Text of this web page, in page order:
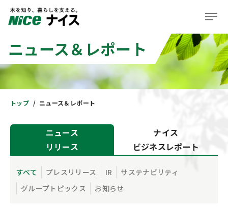
企業情報
事業紹介
サステナビリティ
ニュース＆レポート
採用情報
住まい
ニュース＆レポート
トップ ニュース＆レポート
ニュース
リリース
ナイス
ビジネスレポート
すべて プレスリリース IR
サステナビリティ
グループトピックス
お知らせ